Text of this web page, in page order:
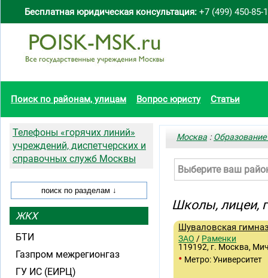
Бесплатная юридическая консультация: +7 (499) 450-85-
Поиск по районам, улицам Вопрос юристу Статьи
Москва :
Выберите ваш
Школы, лицеи,
Шуваловская
ЗАО / Раменки
119192, г. Москва,
• Метро: Университет
Телефоны «горячих линий»
учреждений, диспетчерских и
справочных служб Москвы
ЖКХ
БТИ
Газпром межрегионгаз
ГУ ИС (ЕИРЦ)